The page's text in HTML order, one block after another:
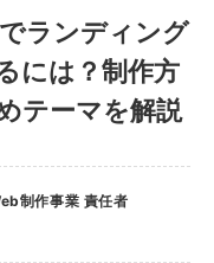
ランディング
には？制作方
テーマを解説
制作事業 責任者